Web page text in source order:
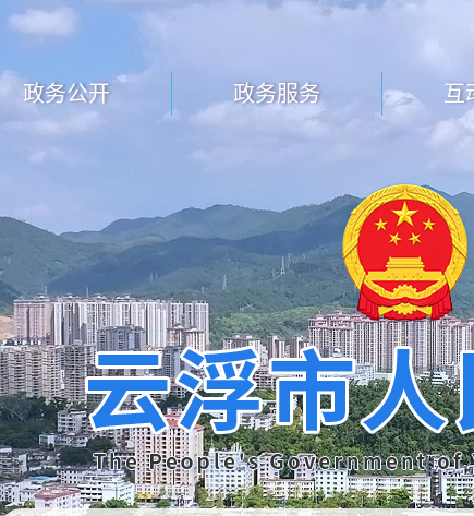
政务公开 政务服务 互